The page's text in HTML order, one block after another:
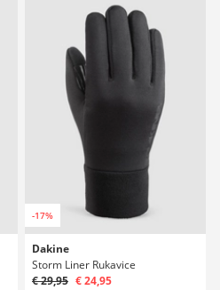
-17%
Dakine
Storm Liner Rukavice
€ 29,95 € 24,95